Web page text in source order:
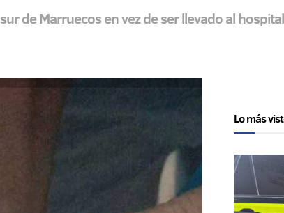
de Marruecos en vez de ser llevado al hospital
Lo más